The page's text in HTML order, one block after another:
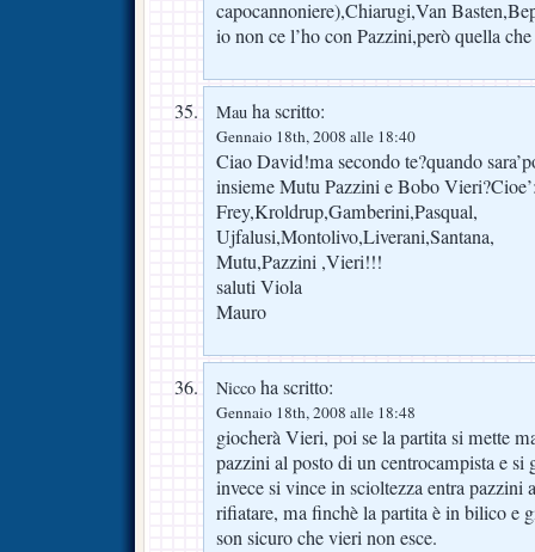
capocannoniere),Chiarugi,Van
io non ce l’ho con Pazzini,però quella
Mau ha scritto:
Gennaio 18th, 2008 alle 18:40
Ciao David!ma secondo te?quando
insieme Mutu Pazzini e Bobo
Frey,Kroldrup,Gamberini,Pasqual,
Ujfalusi,Montolivo,Liverani,Santana,
Mutu,Pazzini ,Vieri!!!
saluti Viola
Mauro
Nicco ha scritto:
Gennaio 18th, 2008 alle 18:48
giocherà Vieri, poi se la partita si mette
pazzini al posto di un centrocampista e si
invece si vince in scioltezza entra pazzini
rifiatare, ma finchè la partita è in bilico e
son sicuro che vieri non esce.